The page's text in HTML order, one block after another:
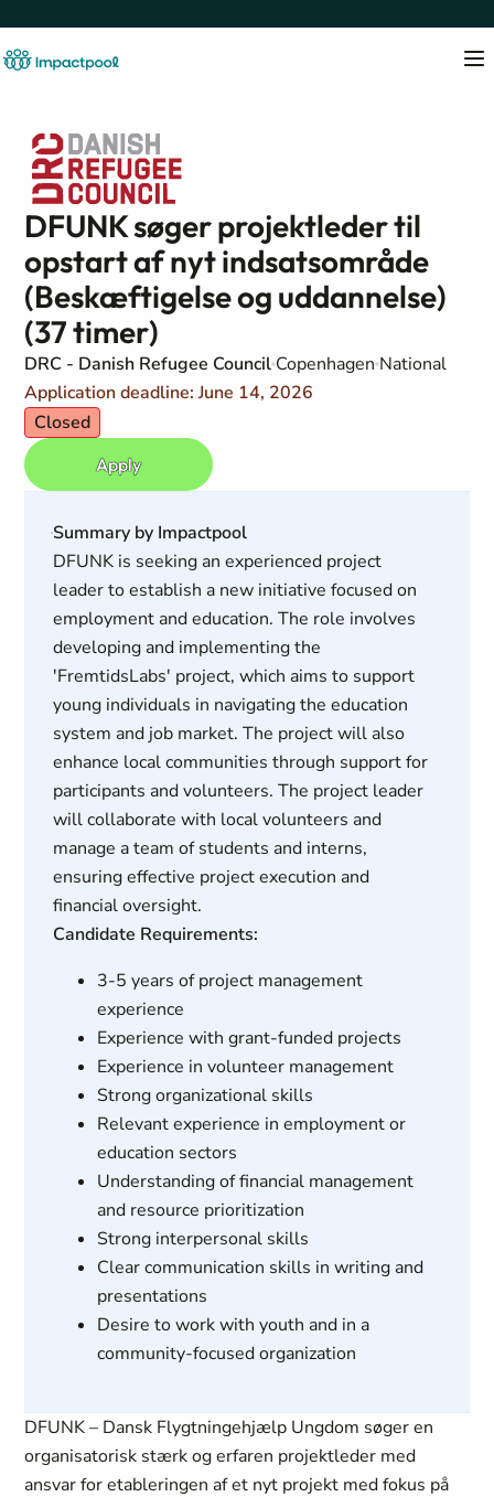
DFUNK søger projektleder til
opstart af nyt indsatsområde
(Beskæftigelse og uddannelse)
(37 timer)
DRC - Danish Refugee Council Copenhagen National
Application deadline: June 14, 2026
Closed
Apply
Summary by Impactpool
DFUNK is seeking an experienced project
leader to establish a new initiative focused on
employment and education. The role involves
developing and implementing the
'FremtidsLabs' project, which aims to support
young individuals in navigating the education
system and job market. The project will also
enhance local communities through support for
participants and volunteers. The project leader
will collaborate with local volunteers and
manage a team of students and interns,
ensuring effective project execution and
financial oversight.
Candidate Requirements:
3-5 years of project management
experience
Experience with grant-funded projects
Experience in volunteer management
Strong organizational skills
Relevant experience in employment or
education sectors
Understanding of financial management
and resource prioritization
Strong interpersonal skills
Clear communication skills in writing and
presentations
Desire to work with youth and in a
community-focused organization
DFUNK – Dansk Flygtningehjælp Ungdom søger en
organisatorisk stærk og erfaren projektleder med
ansvar for etableringen af et nyt projekt med fokus på